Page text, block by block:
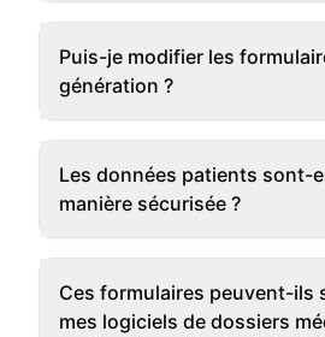
Puis-je modifier les
génération ?
Les données patients sont-
manière sécurisée ?
Ces formulaires peuvent-ils
mes logiciels de dossiers